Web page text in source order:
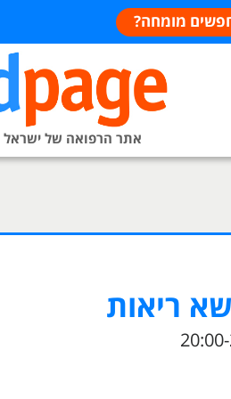
מומחה?
אתר הרפואה של ישראל
ריאות